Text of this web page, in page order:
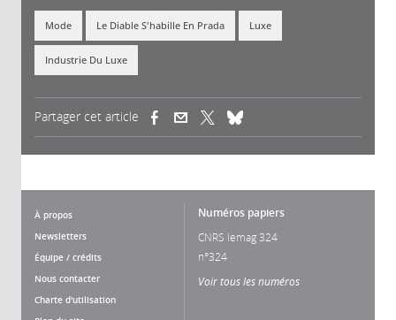
Mode Le Diable S'habille En Prada Luxe
Industrie Du Luxe
Partager cet article (link is external)(link is external)
À propos
Newsletters
Équipe / crédits
Nous contacter
Charte d'utilisation
Numéros papiers
CNRS lemag 324
n°324
Voir tous les numéros